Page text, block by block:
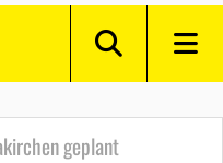
geplant